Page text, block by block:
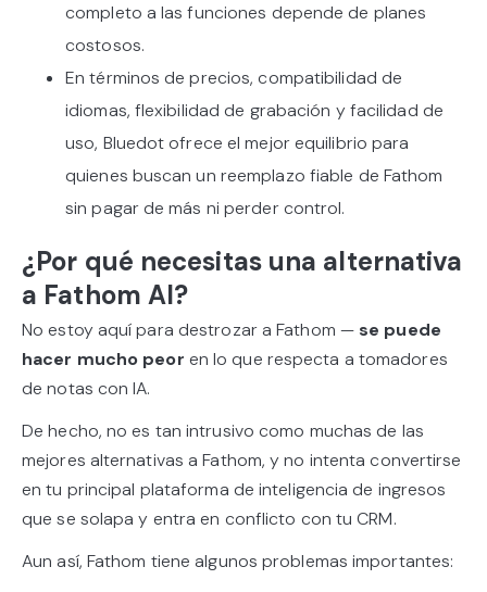
completo a las funciones depende de planes
costosos.
En términos de precios, compatibilidad de
idiomas, flexibilidad de grabación y facilidad de
uso, Bluedot ofrece el mejor equilibrio para
quienes buscan un reemplazo fiable de Fathom
sin pagar de más ni perder control.
¿Por qué necesitas una alternativa
a Fathom AI?
No estoy aquí para destrozar a Fathom — se puede
hacer mucho peor en lo que respecta a tomadores
de notas con IA.
De hecho, no es tan intrusivo como muchas de las
mejores alternativas a Fathom, y no intenta convertirse
en tu principal plataforma de inteligencia de ingresos
que se solapa y entra en conflicto con tu CRM.
Aun así, Fathom tiene algunos problemas importantes: